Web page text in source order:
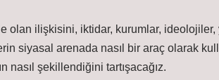
olan ilişkisini, iktidar, kurumlar, ideolojiler,
siyasal arenada nasıl bir araç olarak
nasıl şekillendiğini tartışacağız.